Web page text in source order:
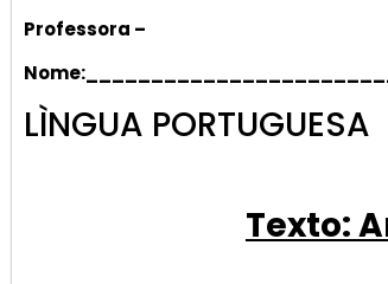
Professora –
LÌNGUA PORTUGUESA
Texto: